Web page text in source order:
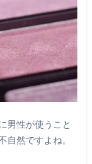
男性が使うこと
自然ですよね。